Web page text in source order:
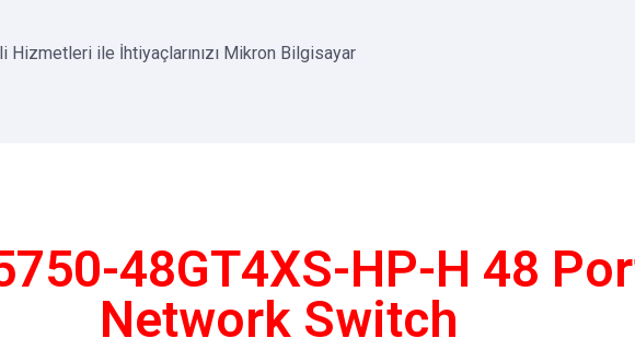
Hizmetleri ile İhtiyaçlarınızı Mikron Bilgisayar
48GT4XS-HP-H 48
Network Switch